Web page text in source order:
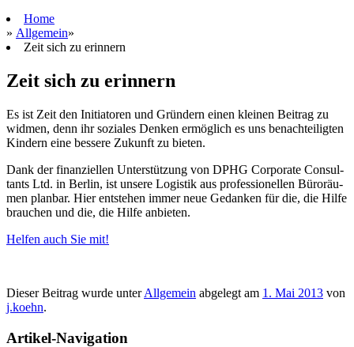
Home
» Allgemein»
Zeit sich zu erinnern
Zeit sich zu erinnern
Es ist Zeit den Initia­to­ren und Grün­dern einen klei­nen Bei­trag zu
wid­men, denn ihr sozia­les Den­ken ermög­lich es uns benach­tei­lig­ten
Kin­dern eine bes­sere Zukunft zu bieten.
Dank der finan­zi­el­len Unter­stüt­zung von DPHG Cor­po­rate Con­sul­
tants Ltd. in Ber­lin, ist unsere Logis­tik aus pro­fes­sio­nel­len Büro­räu­
men plan­bar. Hier ent­ste­hen immer neue Gedan­ken für die, die Hilfe
brau­chen und die, die Hilfe anbieten.
Hel­fen auch Sie mit!
Dieser Beitrag wurde unterAllgemein abgelegt am 1. Mai 2013 von
j.koehn.
Artikel-Navigation